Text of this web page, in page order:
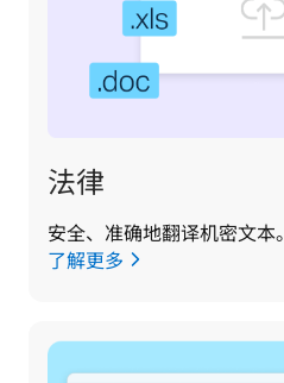
法律
安全、准确地翻译机密文本。
了解更多